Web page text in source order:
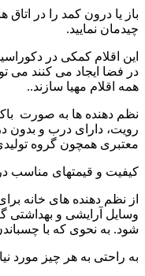
باز یا درون کمد را در
چیدمان نمایید.
این اقلام کمکی در
در فضا ایجاد می کنند می
همه اقلام مهیا سازند..
نظم دهنده ها به صورت
رویت، دارای درب و بدون
معتبری همچون گروه
کیفیت و قیمتهای مناسب
از نظم دهنده های خانه
وسایل آرایشی و بهداشتی
شود. به نحوی که با
به راحتی به هر چیز مورد